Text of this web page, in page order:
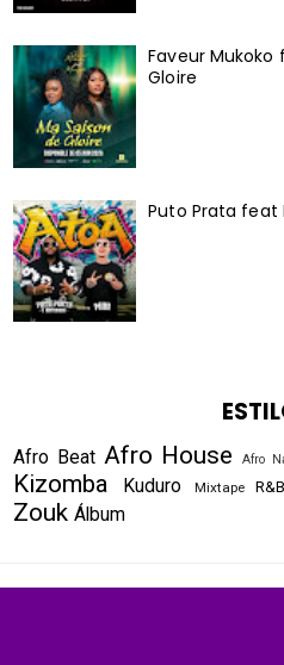
Faveur Mukoko
Gloire
Puto Prata feat
Afro Beat Afro House Afro
Kizomba Kuduro Mixtape R&B
Zouk Álbum